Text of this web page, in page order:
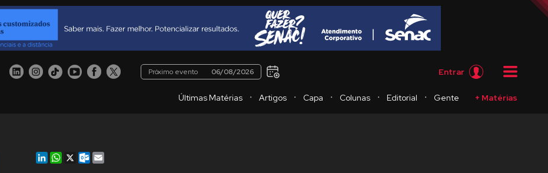
Próximo evento 06/08/2026 Entrar
Últimas Matérias ・ Artigos ・ Capa ・ Colunas ・ Editorial ・ Gente + Matérias
LinkedInWhatsApp
X Outlook.com